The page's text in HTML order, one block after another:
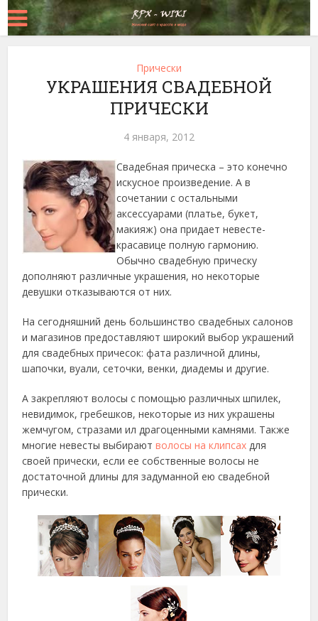
Прически
УКРАШЕНИЯ СВАДЕБНОЙ
ПРИЧЕСКИ
4 января, 2012
Свадебная прическа – это конечно
искусное произведение. А в
сочетании с остальными
аксессуарами (платье, букет,
макияж) она придает невесте-
красавице полную гармонию.
Обычно свадебную прическу
дополняют различные украшения, но некоторые
девушки отказываются от них.
На сегодняшний день большинство свадебных салонов
и магазинов предоставляют широкий выбор украшений
для свадебных причесок: фата различной длины,
шапочки, вуали, сеточки, венки, диадемы и другие.
А закрепляют волосы с помощью различных шпилек,
невидимок, гребешков, некоторые из них украшены
жемчугом, стразами ил драгоценными камнями. Также
многие невесты выбираютволосы на клипсах для
своей прически, если ее собственные волосы не
достаточной длины для задуманной ею свадебной
прически.